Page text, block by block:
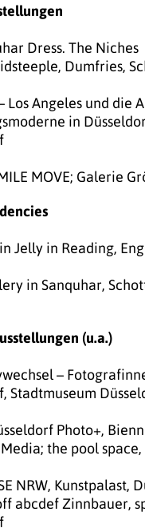
Dress. The Niches
Dumfries,
Los Angeles und die
in
MOVE; Galerie
Jelly in Reading,
in Sanquhar,
(u.a.)
–
Stadtmuseum
Photo+,
the pool
NRW, Kunstpalast,
abcdef Zinnbauer,